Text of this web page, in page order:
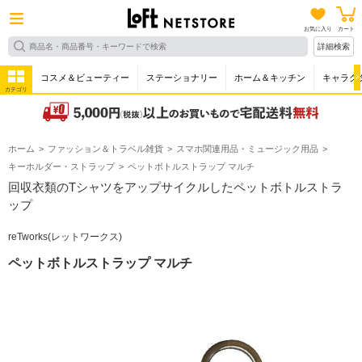
お気に入り カート
詳細検索
カテゴリ
コスメ＆ビューティー ステーショナリー ホーム＆キッチン キャラク
ホーム ファッション＆トラベル雑貨
スマホ関連用品・ミュージック用品
キーホルダー・ストラップ
ペットボトルストラップ マルチ
回収衣類のTシャツをアップサイクルしたペットボトルストラ
ップ
reTworks(レットワークス)
ペットボトルストラップ マルチ